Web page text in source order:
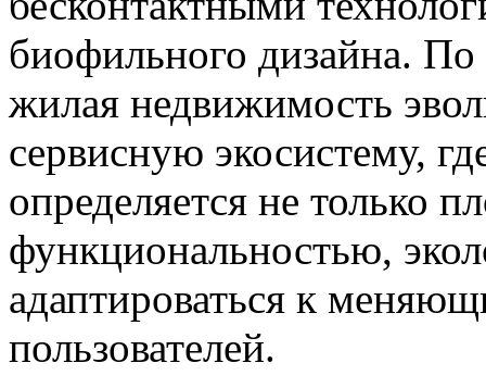
биофильного дизайна.
жилая недвижимость
сервисную экосистему,
определяется не только
функциональностью,
адаптироваться к
пользователей.